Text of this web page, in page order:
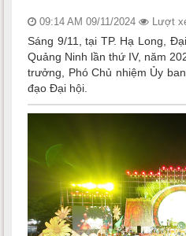
09:14 AM 09/11/2024 Lượt
Sáng 9/11, tại TP. Hạ Long,
Quảng Ninh lần thứ IV, năm
trưởng, Phó Chủ nhiệm Ủy
đạo Đại hội.